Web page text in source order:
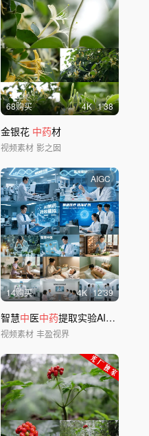
68购买 4K 1'38
金银花 中药材
视频素材 影之囡
AIGC
14购买 4K 12'39
智慧中医中药提取实验AI医疗生物医学研究
视频素材 丰盈视界